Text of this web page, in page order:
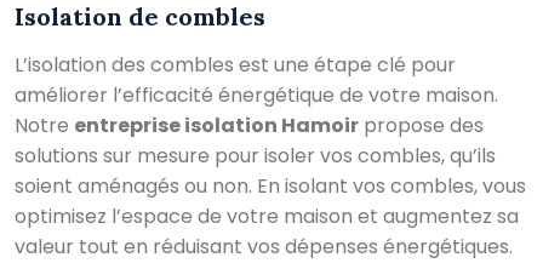
Isolation de combles
L’isolation des combles est une étape clé pour
améliorer l’efficacité énergétique de votre maison.
Notre entreprise isolation Hamoir propose des
solutions sur mesure pour isoler vos combles, qu’ils
soient aménagés ou non. En isolant vos combles, vous
optimisez l’espace de votre maison et augmentez sa
valeur tout en réduisant vos dépenses énergétiques.